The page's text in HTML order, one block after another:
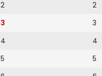
2
3
4
5
2
3
4
5